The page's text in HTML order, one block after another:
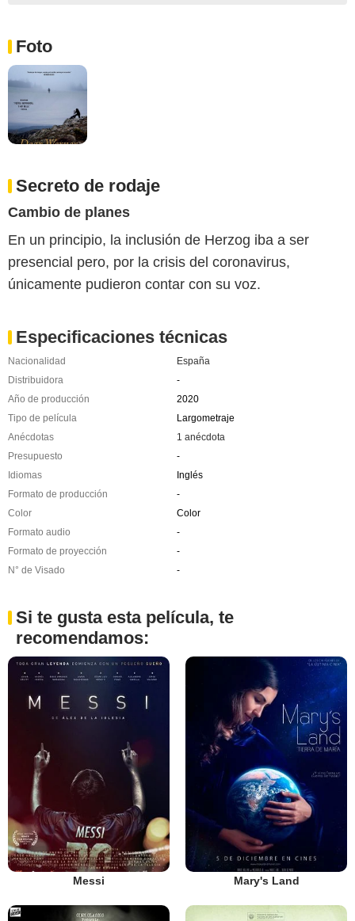
Foto
Secreto de rodaje
Cambio de planes
En un principio, la inclusión de Herzog iba a ser
presencial pero, por la crisis del coronavirus,
únicamente pudieron contar con su voz.
Especificaciones técnicas
Nacionalidad
España
Distribuidora
-
Año de producción
2020
Tipo de película
Largometraje
Anécdotas
1 anécdota
Presupuesto
-
Idiomas
Inglés
Formato de producción
-
Color
Color
Formato audio
-
Formato de proyección
-
N° de Visado
-
Si te gusta esta película, te
recomendamos:
Messi Mary's Land